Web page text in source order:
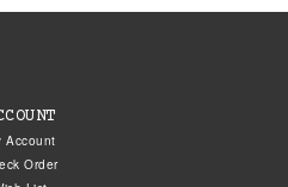
Account
Order